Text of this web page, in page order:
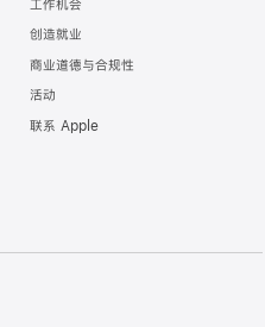
工作机会
创造就业
商业道德与合规性
活动
联系 Apple